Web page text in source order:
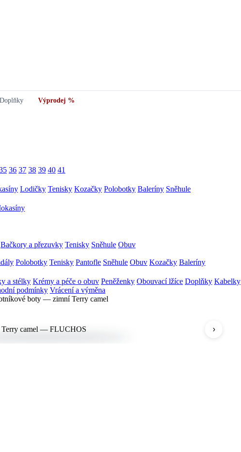
Výprodej %
36 37 38 39 40 41
Lodičky Tenisky Kozačky Polobotky Baleríny Sněhule
Bačkory a přezuvky Tenisky Sněhule Obuv
Polobotky Tenisky Pantofle Sněhule Obuv Kozačky Baleríny
a stélky Krémy a péče o obuv Peněženky Obouvací lžíce Doplňky Kabelky
podmínky Vrácení a výměna
boty — zimní Terry camel
›